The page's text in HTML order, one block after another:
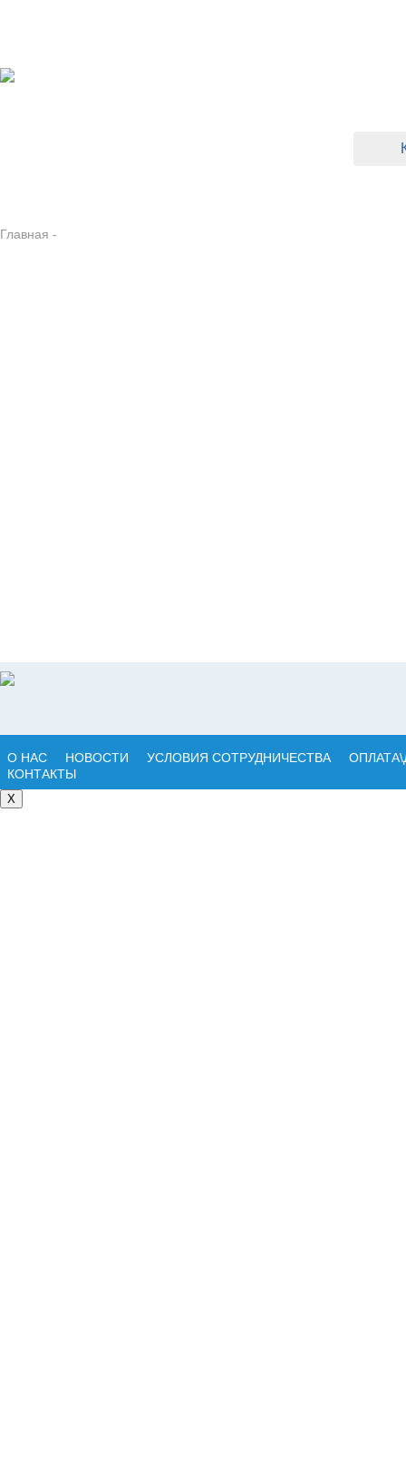
Главная -
О НАС НОВОСТИ УСЛОВИЯ СОТРУДНИЧЕСТВА
КОНТАКТЫ